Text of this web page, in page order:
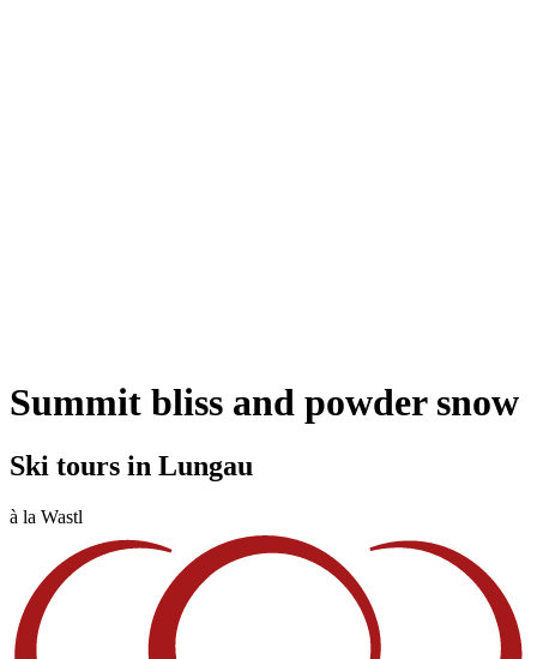
Summit bliss and powder snow
Ski tours in Lungau
à la Wastl